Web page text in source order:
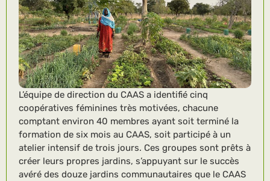
L’équipe de direction du CAAS a identifié cinq
coopératives féminines très motivées, chacune
comptant environ 40 membres ayant soit terminé la
formation de six mois au CAAS, soit participé à un
atelier intensif de trois jours. Ces groupes sont prêts à
créer leurs propres jardins, s’appuyant sur le succès
avéré des douze jardins communautaires que le CAAS